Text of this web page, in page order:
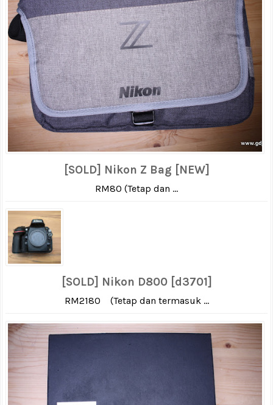
[SOLD] Nikon Z Bag [NEW]
RM80 (Tetap dan ...
[SOLD] Nikon D800 [d3701]
RM2180 (Tetap dan termasuk ...